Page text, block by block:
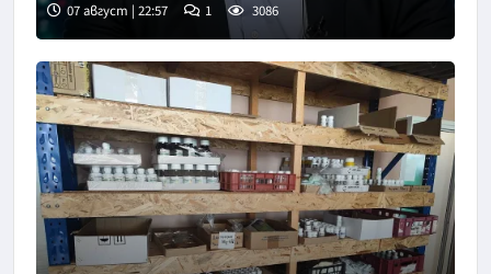
07 август | 22:57 1 3086